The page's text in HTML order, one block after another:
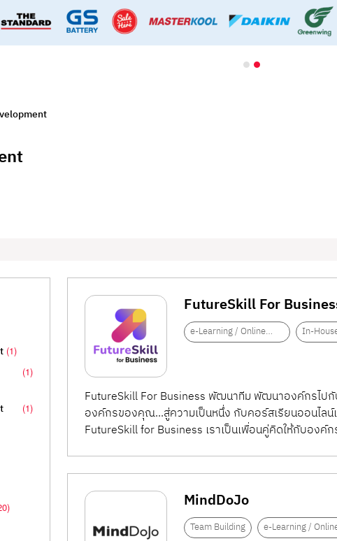
ทักษะพนักงาน เพื่อสร้างองค์กรที่เติบโตอย่างยั่งยืน
และดำเนินการด้านการเรียนรู้และพัฒนา (L&D) อย่างมีระบบ ไม่ว่า
และ Hard Skills, แพลตฟอร์ม Microlearning, หรือระบบติดต
กระดับศักยภาพของพนักงาน สร้างวัฒนธรรมการเรียนรู้อย่างต่อเ
(1)
(1)
(1)
FutureSkill For
e-Learning / Online
In-
FutureSkill For Business พัฒนาทีม พัฒนาองค์กรไป
องค์กรของคุณ...สู่ความเป็นหนึ่ง กับคอร์สเรียนออนไล
FutureSkill for Business เราเป็นเพื่อนคู่คิดให้กับองค์
MindDoJo
Team Building
e-Learning /